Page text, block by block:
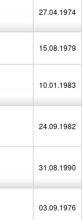
27.04.1974
15.08.1979
10.01.1983
24.09.1982
31.08.1990
03.09.1976